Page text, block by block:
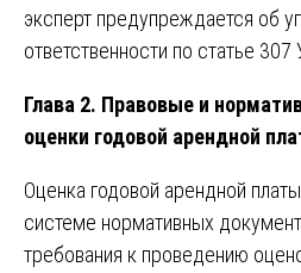
эксперт предупреждается об
ответственности по статье 307
Глава 2. Правовые и
оценки годовой арендной
Оценка годовой арендной
системе нормативных
требования к проведению